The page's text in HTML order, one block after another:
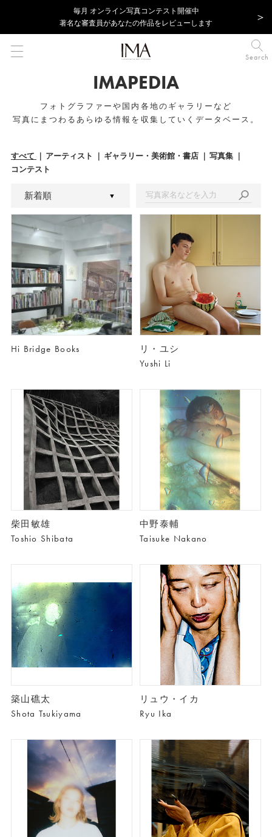
毎⽉ オンライン写真コンテスト開催中
著名な審査員があなたの作品をレビューします
Search
IMAPEDIA
フォトグラファーや国内各地のギャラリーなど
写真にまつわるあらゆる情報を収集していくデータベース。
すべて アーティスト ギャラリー・美術館・書店
写真集
コンテスト
新着順
アルファベット順 ▼
Hi Bridge Books
リ・ユシ
Yushi Li
柴田敏雄
Toshio Shibata
中野泰輔
Taisuke Nakano
築山礁太
Shota Tsukiyama
リュウ・イカ
Ryu Ika